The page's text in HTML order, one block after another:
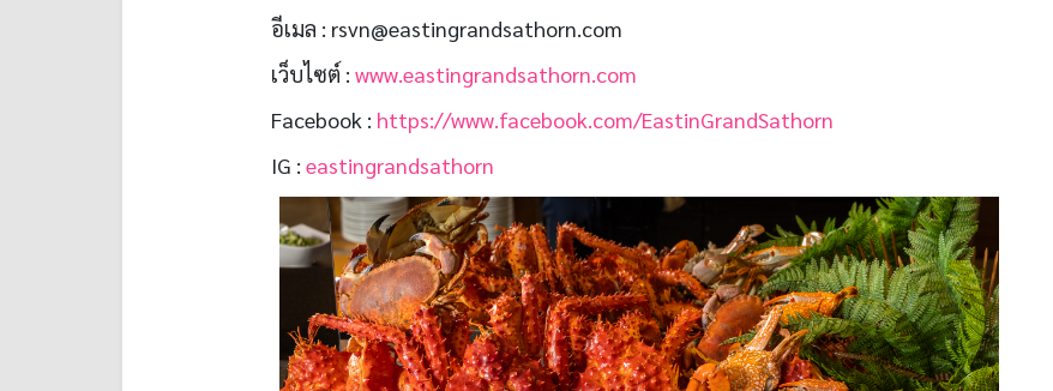
อีเมล : rsvn@eastingrandsathorn.com
เว็บไซต์ : www.eastingrandsathorn.com
Facebook : https://www.facebook.com/EastinGrandSathorn
IG : eastingrandsathorn